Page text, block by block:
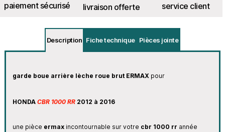
paiement sécurisé livraison offerte service client
Description Fiche technique Pièces jointe
garde boue arrière lèche roue brut ERMAXpour
HONDA CBR 1000 RR2012 à 2016
une pièce ermaxincontournable sur votre cbr 1000 rr année